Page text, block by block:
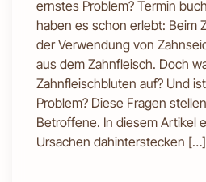
ernstes Problem? Termin
haben es schon erlebt: Beim
der Verwendung von
aus dem Zahnfleisch. Doch
Zahnfleischbluten auf? Und
Problem? Diese Fragen
Betroffene. In diesem Artikel
Ursachen dahinterstecken […]